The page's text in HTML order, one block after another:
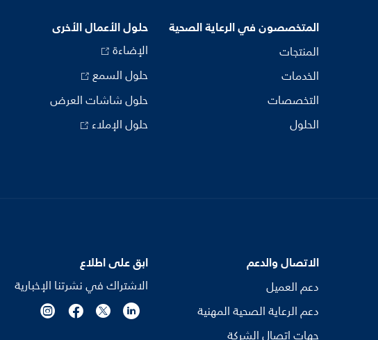
المتخصصون في الرعاية الصحية
المنتجات
الخدمات
التخصصات
الحلول
حلول الأعمال الأخرى
الإضاءة
حلول السمع
حلول شاشات العرض
حلول الإملاء
الاتصال والدعم
دعم العميل
دعم الرعاية الصحية المهنية
جهات اتصال الشركة
ابق على اطلاع
الاشتراك في نشرتنا الإخبارية